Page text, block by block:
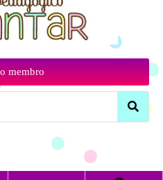
membro